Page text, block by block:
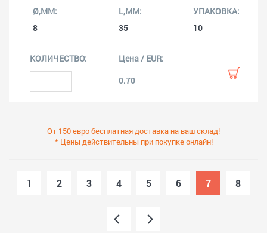
8 35 10
0.70
От 150 евро бесплатная доставка на ваш склад!
* Цены действительны при покупке онлайн!
1 2 3 4 5 6 7 8